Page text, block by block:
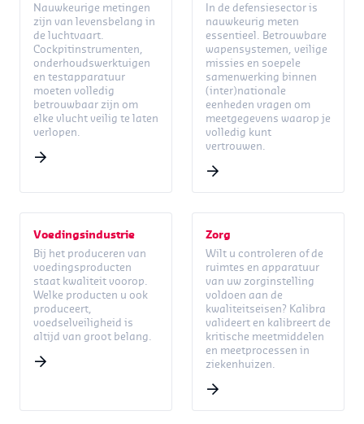
Nauwkeurige metingen
zijn van levensbelang in
de luchtvaart.
Cockpitinstrumenten,
onderhoudswerktuigen
en testapparatuur
moeten volledig
betrouwbaar zijn om
elke vlucht veilig te laten
verlopen.
In de defensiesector is
nauwkeurig meten
essentieel. Betrouwbare
wapensystemen, veilige
missies en soepele
samenwerking binnen
(inter)nationale
eenheden vragen om
meetgegevens waarop je
volledig kunt
vertrouwen.
Voedingsindustrie
Bij het produceren van
voedingsproducten
staat kwaliteit voorop.
Welke producten u ook
produceert,
voedselveiligheid is
altijd van groot belang.
Zorg
Wilt u controleren of de
ruimtes en apparatuur
van uw zorginstelling
voldoen aan de
kwaliteitseisen? Kalibra
valideert en kalibreert de
kritische meetmiddelen
en meetprocessen in
ziekenhuizen.